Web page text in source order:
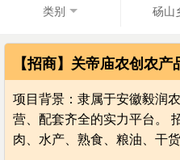
类别 砀山
【招商】关帝庙农创农产
项目背景：隶属于安徽毅润
营、配套齐全的实力平台。
肉、水产、熟食、粮油、干